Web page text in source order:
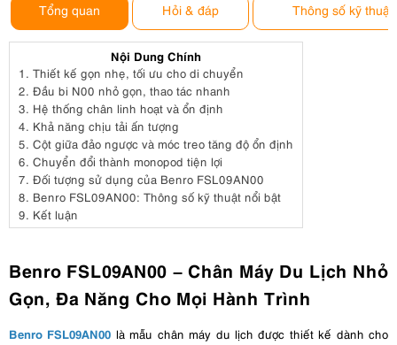
Tổng quan Hỏi & đáp Thông số kỹ thuật
Nội Dung Chính
1. Thiết kế gọn nhẹ, tối ưu cho di chuyển
2. Đầu bi N00 nhỏ gọn, thao tác nhanh
3. Hệ thống chân linh hoạt và ổn định
4. Khả năng chịu tải ấn tượng
5. Cột giữa đảo ngược và móc treo tăng độ ổn định
6. Chuyển đổi thành monopod tiện lợi
7. Đối tượng sử dụng của Benro FSL09AN00
8. Benro FSL09AN00: Thông số kỹ thuật nổi bật
9. Kết luận
Benro FSL09AN00 – Chân Máy Du Lịch Nhỏ
Gọn, Đa Năng Cho Mọi Hành Trình
Benro FSL09AN00 là mẫu chân máy du lịch được thiết kế dành cho